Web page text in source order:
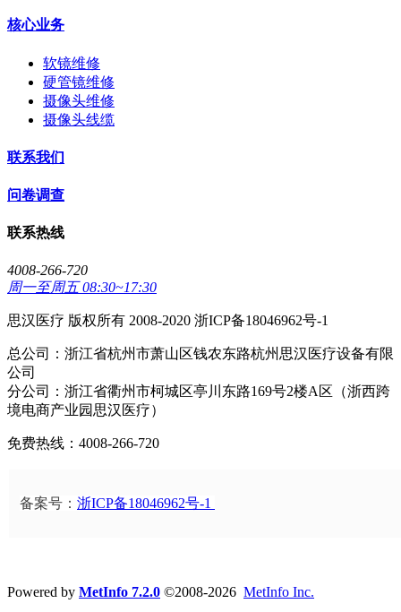
核心业务
软镜维修
硬管镜维修
摄像头维修
摄像头线缆
联系我们
问卷调查
联系热线
4008-266-720
周一至周五 08:30~17:30
思汉医疗 版权所有 2008-2020 浙ICP备18046962号-1
总公司：浙江省杭州市萧山区钱农东路杭州思汉医疗设备有限
公司
分公司：浙江省衢州市柯城区亭川东路169号2楼A区（浙西跨
境电商产业园思汉医疗）
免费热线：4008-266-720
备案号： 浙ICP备18046962号-1
Powered by MetInfo 7.2.0 ©2008-2026 MetInfo Inc.